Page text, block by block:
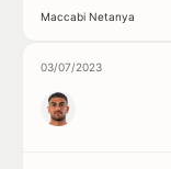
Maccabi Netanya
03/07/2023